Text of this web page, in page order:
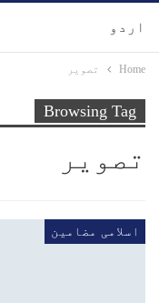
اردو
Home تصویر
Browsing Tag
تصویر
اسلامی مضامین